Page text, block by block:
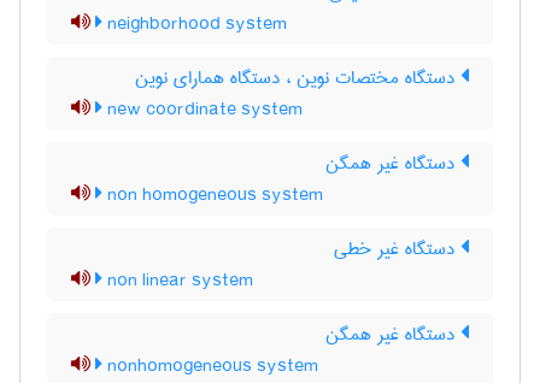
neighborhood system
دستگاه مختصات نوین ، دستگاه همارای نوین
new coordinate system
دستگاه غیر همگن
non homogeneous system
دستگاه غیر خطی
non linear system
دستگاه غیر همگن
nonhomogeneous system